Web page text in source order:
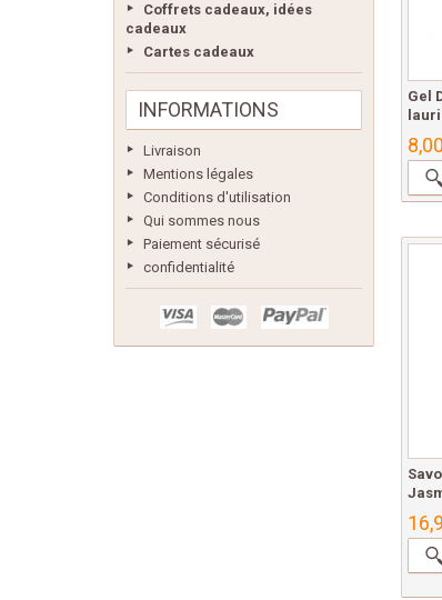
Coffrets cadeaux, idées
cadeaux
Cartes cadeaux
INFORMATIONS
Livraison
Mentions légales
Conditions d'utilisation
Qui sommes nous
Paiement sécurisé
confidentialité
Gel